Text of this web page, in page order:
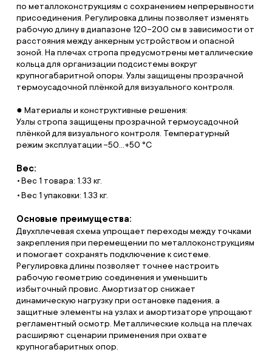
по металлоконструкциям с сохранением непрерывности
присоединения. Регулировка длины позволяет изменять
рабочую длину в диапазоне 120–200 см в зависимости от
расстояния между анкерным устройством и опасной
зоной. На плечах стропа предусмотрены металлические
кольца для организации подсистемы вокруг
крупногабаритной опоры. Узлы защищены прозрачной
термоусадочной плёнкой для визуального контроля.
● Материалы и конструктивные решения:
Узлы стропа защищены прозрачной термоусадочной
плёнкой для визуального контроля. Температурный
режим эксплуатации −50…+50 °C
Вес:
Вес 1 товара: 1.33 кг.
Вес 1 упаковки: 1.33 кг.
Основые преимущества:
Двухплечевая схема упрощает переходы между точками
закрепления при перемещении по металлоконструкциям
и помогает сохранять подключение к системе.
Регулировка длины позволяет точнее настроить
рабочую геометрию соединения и уменьшить
избыточный провис. Амортизатор снижает
динамическую нагрузку при остановке падения, а
защитные элементы на узлах и амортизаторе упрощают
регламентный осмотр. Металлические кольца на плечах
расширяют сценарии применения при охвате
крупногабаритных опор.